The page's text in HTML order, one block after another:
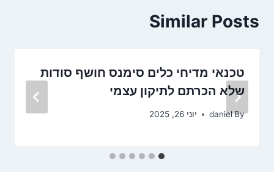
Similar Posts
טכנאי מדיחי כלים סימנס חושף סודות
שלא הכרתם לתיקון עצמי
By
daniel יוני 26, 2025